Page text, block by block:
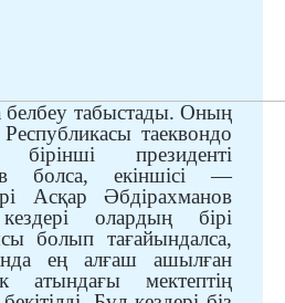
белбеу табыстады. Оның
таеквондо
бірінші президенті
болса, екіншісі —
Асқар Әбдірахманов
олардың бірі
болып тағайындалса,
ең алғаш ашылған
атындағы мектептің